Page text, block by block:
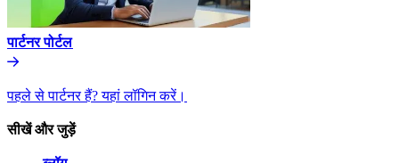
पार्टनर पोर्टल​​
पहले से पार्टनर हैं? यहां लॉगिन करें।​​
सीखें और जुड़ें​​